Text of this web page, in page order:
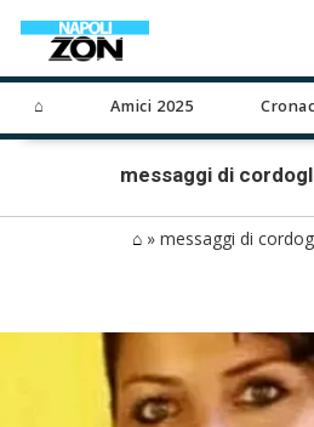
⌂ Amici 2025
messaggi di
⌂» messaggi di